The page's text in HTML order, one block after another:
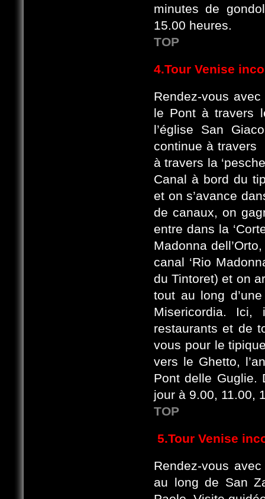
minutes de
15.00 heures.
TOP
4.Tour Venise
Rendez-vous
le Pont à travers
l’église San
continue à travers
à travers la
Canal à bord du
et on s’avance
de canaux, on
entre dans la
Madonna
canal ‘Rio
du Tintoret) et on
tout au long
Misericordia.
restaurants et de
vous pour le
vers le Ghetto,
Pont delle Guglie.
jour à 9.00, 11.00,
TOP
5.Tour Venise
Rendez-vous
au long de San